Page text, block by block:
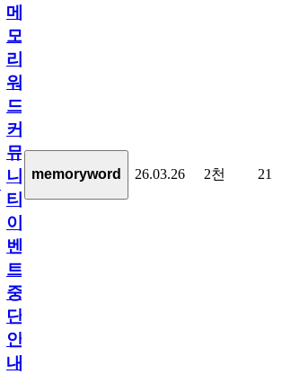
메
모
리
워
드
커
뮤
니
티
이
벤
트
중
단
안
내
memoryword 26.03.26 2천 21